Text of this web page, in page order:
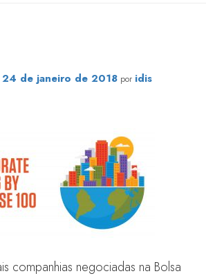
24 de janeiro de 2018 por idis
companhias negociadas na Bolsa